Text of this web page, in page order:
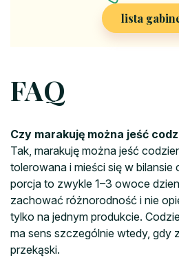
lista
FAQ
Czy marakuję można jeść
Tak, marakuję można jeść
tolerowana i mieści się w bilansie
porcja to zwykle 1–3 owoce
zachować różnorodność i nie
tylko na jednym produkcie.
ma sens szczególnie wtedy, gdy
przekąski.